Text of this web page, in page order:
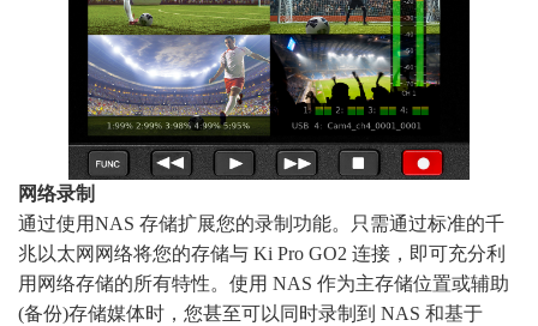
网络录制
通过使用NAS 存储扩展您的录制功能。只需通过标准的千
兆以太网网络将您的存储与 Ki Pro GO2 连接，即可充分利
用网络存储的所有特性。使用 NAS 作为主存储位置或辅助
(备份)存储媒体时，您甚至可以同时录制到 NAS 和基于